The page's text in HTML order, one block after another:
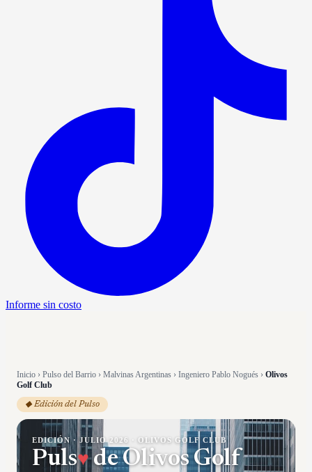
Informe sin costo
Inicio › Pulso del Barrio › Malvinas Argentinas › Ingeniero Pablo Nogués › Olivos
Golf Club
◆ Edición del Pulso
EDICIÓN · JULIO 2026 OLIVOS GOLF CLUB
Puls♥deOlivos Golf